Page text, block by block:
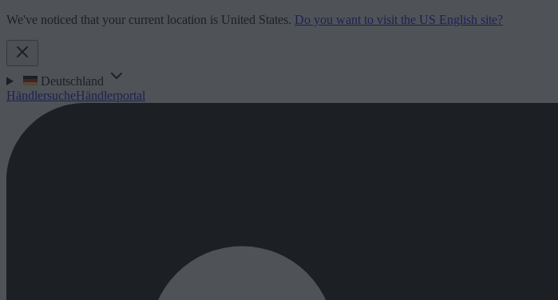
We've noticed that your current location is United States. Do you want to visit the US English site?
Deutschland
HändlersucheHändlerportal